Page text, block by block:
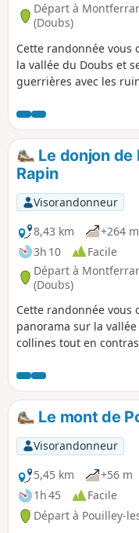
Départ à
(Doubs)
Cette randonnée
la vallée du Doubs et
guerrières avec les
Dame du Mont et vous
bucoliques vers la si
l'Assomption des
médiévales
Le donjon
Rapin
Visorandonneur
8,43 km
+264 m
3h 10
Facile
Départ à
(Doubs)
Cette randonnée
panorama sur la
collines tout en
Montferrand,
protectrice de Notre-
parcourant une belle
Le mont de
Visorandonneur
5,45 km
+56 m
1h 45
Facile
Départ à Pouilley-